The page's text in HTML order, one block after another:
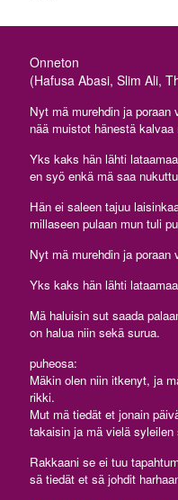
Onneton
(Hafusa Abasi, Slim Ali,
Nyt mä murehdin ja poraan
nää muistot hänestä kalvaa
Yks kaks hän lähti
en syö enkä mä saa
Hän ei saleen tajuu
millaseen pulaan mun tuli
Nyt mä murehdin ja poraan
Yks kaks hän lähti
Mä haluisin sut saada
on halua niin sekä surua.
puheosa:
Mäkin olen niin itkenyt, ja
rikki.
Mut mä tiedät et jonain
takaisin ja mä vielä syleilen
Rakkaani se ei tuu
sä tiedät et sä johdit